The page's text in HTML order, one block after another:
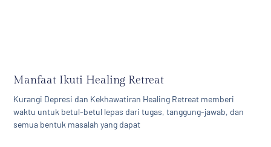
Manfaat Ikuti Healing Retreat
Kurangi Depresi dan Kekhawatiran Healing Retreat memberi
waktu untuk betul-betul lepas dari tugas, tanggung-jawab, dan
semua bentuk masalah yang dapat